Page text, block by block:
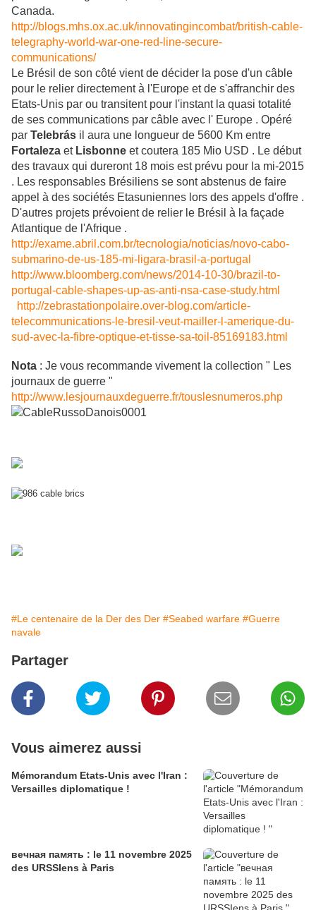
Canada.
http://blogs.mhs.ox.ac.uk/innovatingincombat/british-cable-
telegraphy-world-war-one-red-line-secure-
communications/
Le Brésil de son côté vient de décider la pose d'un câble
pour le relier directement à l'Europe et de s'affranchir des
Etats-Unis par ou transitent pour l'instant la quasi totalité
de ses communications par câble avec l' Europe . Opéré
par Telebrás il aura une longueur de 5600 Km entre
Fortaleza et Lisbonne et coutera 185 Mio USD . Le début
des travaux qui dureront 18 mois est prévu pour la mi-2015
. Les responsables Brésiliens se sont abstenus de faire
appel à des sociétés Etasuniennes lors des appels d'offre .
D'autres projets prévoient de relier le Brésil à la façade
Atlantique de l'Afrique .
http://exame.abril.com.br/tecnologia/noticias/novo-cabo-
submarino-de-us-185-mi-ligara-brasil-a-portugal
http://www.bloomberg.com/news/2014-10-30/brazil-to-
portugal-cable-shapes-up-as-anti-nsa-case-study.html
http://zebrastationpolaire.over-blog.com/article-
telecommunications-le-bresil-veut-mailler-l-amerique-du-
sud-avec-la-fibre-optique-et-tisse-sa-toil-85169183.html
Nota : Je vous recommande vivement la collection " Les
journaux de guerre "
http://www.lesjournauxdeguerre.fr/touslesnumeros.php
#Le centenaire de la Der des Der #Seabed warfare #Guerre
navale
Partager
Vous aimerez aussi
Mémorandum Etats-Unis avec l'Iran :
Versailles diplomatique !
вечная память : le 11 novembre 2025
des URSSIens à Paris